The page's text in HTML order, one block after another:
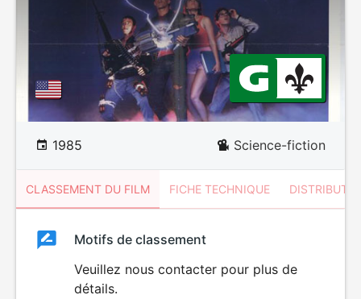
1985 Science-fiction
CLASSEMENT DU FILM FICHE TECHNIQUE
ClassementClassement
Motifs de classement
Veuillez nous contacter pour plus de
détails.